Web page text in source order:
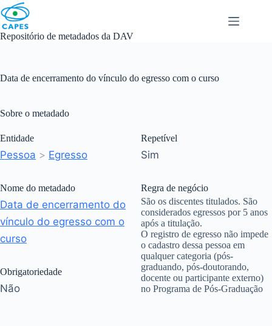
Skip
to
content
Repositório de metadados da DAV
Data de encerramento do vínculo do egresso com o curso
Sobre o metadado
Entidade
Pessoa > Egresso
Nome do metadado
Data de encerramento do
vínculo do egresso com o
curso
Obrigatoriedade
Não
Repetível
Sim
Regra de negócio
São os discentes titulados. São
considerados egressos por 5 anos
após a titulação.
O registro de egresso não impede
o cadastro dessa pessoa em
qualquer categoria (pós-
graduando, pós-doutorando,
docente ou participante externo)
no Programa de Pós-Graduação